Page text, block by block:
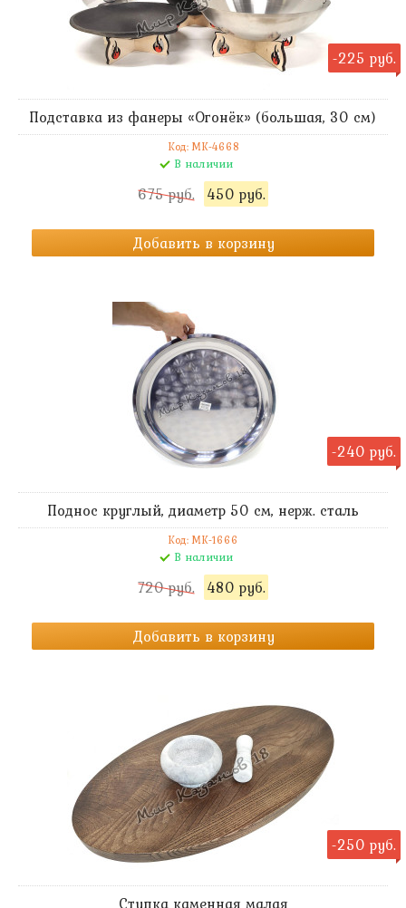
-225 руб.
Подставка из фанеры «Огонёк» (большая, 30 см)
Код: MK-4668
В наличии
675 руб. 450 руб.
Добавить в корзину
-240 руб.
Поднос круглый, диаметр 50 см, нерж. сталь
Код: MK-1666
В наличии
720 руб. 480 руб.
Добавить в корзину
-250 руб.
Ступка каменная малая